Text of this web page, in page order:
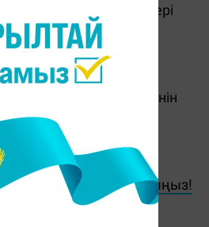
қызметкерлері
оқиға жергілікті
бақылауында екенін
жазылып, ең
бірінші болып оқыңыз!